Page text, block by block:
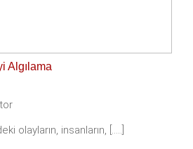
Algılama
olayların, insanların, [.....]